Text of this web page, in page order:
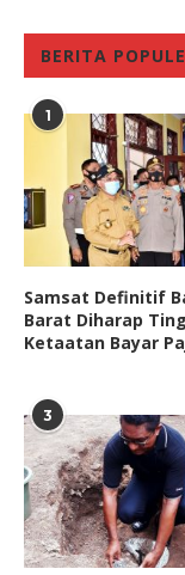
BERITA
1
Samsat Definitif
Barat Diharap
Ketaatan Bayar
3